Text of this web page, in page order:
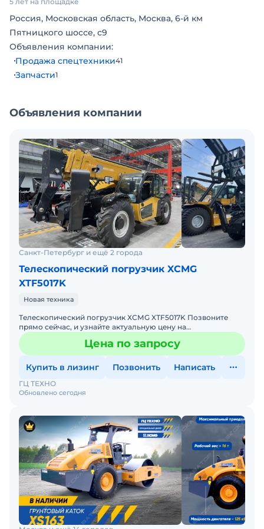
Цены не являются публичной офертой,
определяемой положениями ст.435 ГК РФ, ст.437
ГК РФ, актуальную цену на сегодняшний день
уточняйте у менеджеров!
Россия, Московская область, Москва, 6-й км
Пятницкого шоссе, с9
Объявления компании:
Продажа спецтехники41
Запчасти1
Объявления компании
Санкт-Петербург и ещё 2 города
Телескопический погрузчик XCMG
XTF5017K
Новая техника
Тeлecкопичеcкий погрузчик ХСМG XТF5017K Позвоните
прямо ceйчaс, и узнайте aктуaльную цeну нa
экcкaваторBнимание! Цена указана при условии
самовывоза сo склaдaЦена по запросу
Купить в лизинг Позвонить Написать
Обновлено сегодня
ГЦ ТЕХНО